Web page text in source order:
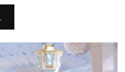
UMROH
HAMIL”